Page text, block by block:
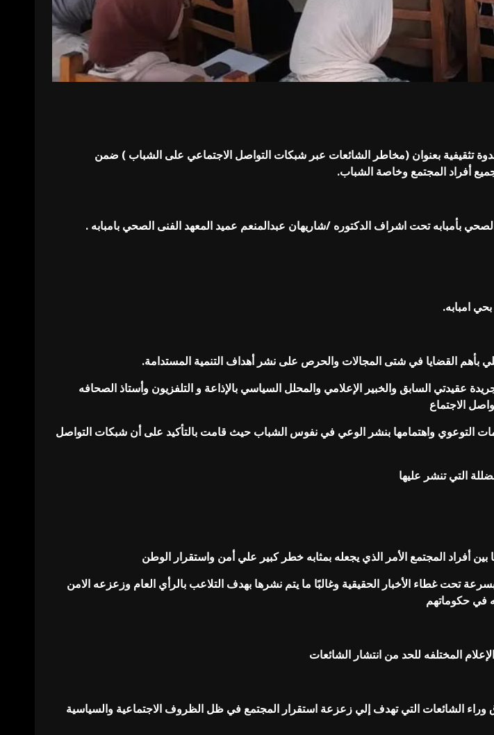
تثقيفية بعنوان (مخاطر الشائعات عبر شبكات التواصل الاجتماعي على الشباب ) ضمن
أفراد المجتمع وخاصة الشباب.
امبابه.
بأهم القضايا في شتى المجالات والحرص على نشر أهداف التنمية المستدامة.
عقيدتي السابق والخبير الإعلامي والمحلل السياسي بالإذاعة و التلفزيون وأستاذ الصحافه
الاجتماع
التوعوي واهتمامها بنشر الوعي في نفوس الشباب حيث قامت بالتأكيد على أن شبكات التواصل
التي تنشر عليها
أفراد المجتمع الأمر الذي يجعله بمثابه خطر كبير علي أمن واستقرار الوطن
تحت غطاء الأخبار الحقيقية وغالبًا ما يتم نشرها بهدف التلاعب بالرأي العام وزعزعه الامن
في حكوماتهم
المختلفه للحد من انتشار الشائعات
الشائعات التي تهدف إلي زعزعة استقرار المجتمع في ظل الظروف الاجتماعية والسياسية